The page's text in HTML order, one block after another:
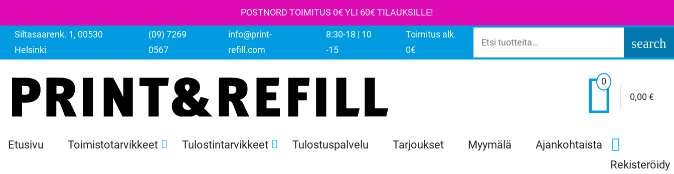
POSTNORD TOIMITUS 0€ YLI 60€ TILAUKSILLE!
Siltasaarenk. 1, 00530
Helsinki
(09) 7269
0567
info@print-
refill.com
8:30-18 | 10
-15
Toimitus alk.
0€
search

0
0,00 €
Etusivu Toimistotarvikkeet Tulostintarvikkeet Tulostuspalvelu Tarjoukset Myymälä
Ajankohtaista
Rekisteröidy